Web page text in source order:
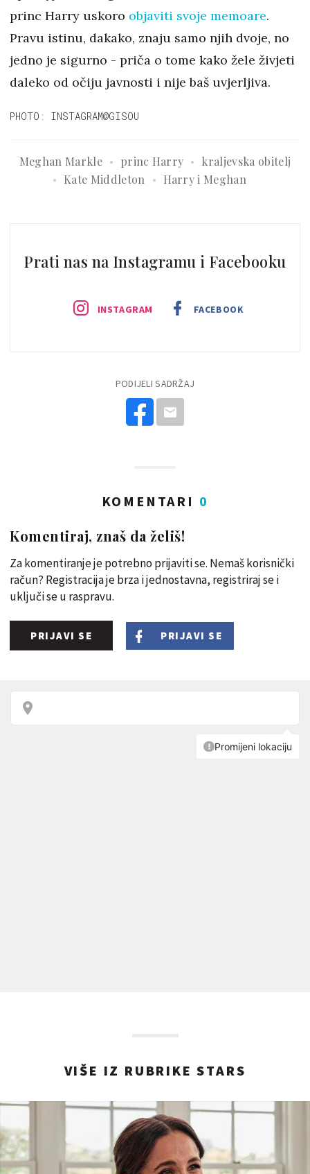
princ Harry uskoro objaviti svoje memoare.
Pravu istinu, dakako, znaju samo njih dvoje, no
jedno je sigurno - priča o tome kako žele živjeti
daleko od očiju javnosti i nije baš uvjerljiva.
PHOTO: INSTAGRAM@GISOU
Meghan Markle princ Harry
kraljevska obitelj
Kate Middleton
Harry i Meghan
Prati nas na Instagramu i Facebooku
INSTAGRAM FACEBOOK
PODIJELI SADRŽAJ
KOMENTARI 0
Komentiraj, znaš da želiš!
Za komentiranje je potrebno prijaviti se. Nemaš korisnički
račun? Registracija je brza i jednostavna, registriraj se i
uključi se u raspravu.
PRIJAVI SE PRIJAVI SE
VIŠE IZ RUBRIKE STARS